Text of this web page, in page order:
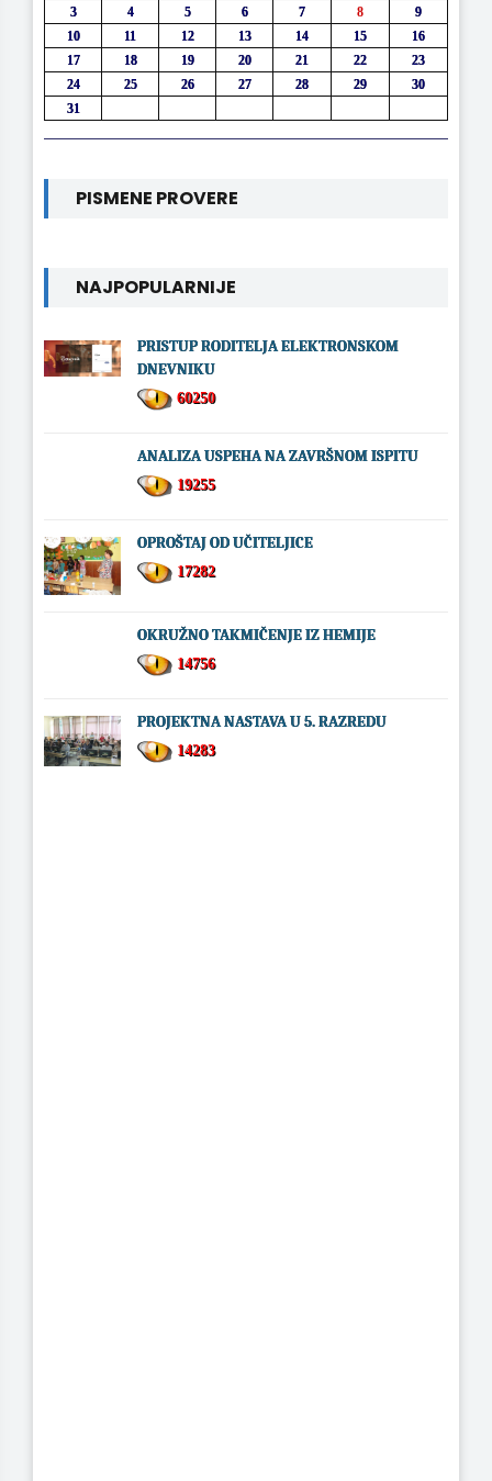
3
4 5 6 7 8
9
10
11 12 13 14 15
16
17
18 19 20 21 22
23
24
25 26 27 28 29
30
31
PISMENE PROVERE
NAJPOPULARNIJE
PRISTUP RODITELJA ELEKTRONSKOM
DNEVNIKU
60250
ANALIZA USPEHA NA ZAVRŠNOM ISPITU
19255
OPROŠTAJ OD UČITELJICE
17282
OKRUŽNO TAKMIČENJE IZ HEMIJE
14756
PROJEKTNA NASTAVA U 5. RAZREDU
14283